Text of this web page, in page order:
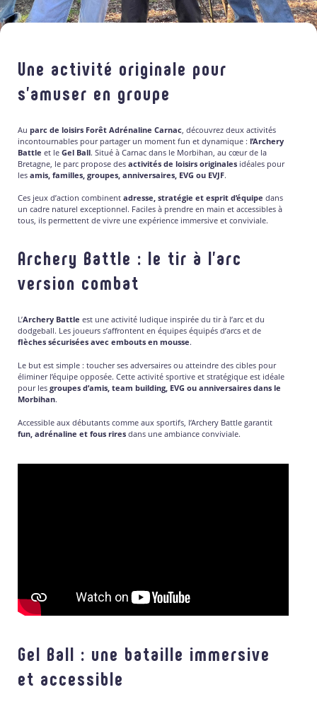
Une activité originale pour
s’amuser en groupe
Au parc de loisirs Forêt Adrénaline Carnac , découvrez deux activités
incontournables pour partager un moment fun et dynamique : l’Archery
Battle et le Gel Ball. Situé à Carnac dans le Morbihan, au cœur de la
Bretagne, le parc propose des activités de loisirs originales idéales pour
les amis, familles, groupes, anniversaires, EVG ou EVJF.
Ces jeux d’action combinent adresse, stratégie et esprit d’équipe dans
un cadre naturel exceptionnel. Faciles à prendre en main et accessibles à
tous, ils permettent de vivre une expérience immersive et conviviale.
Archery Battle : le tir à l’arc
version combat
L’Archery Battle est une activité ludique inspirée du tir à l’arc et du
dodgeball. Les joueurs s’affrontent en équipes équipés d’arcs et de
flèches sécurisées avec embouts en mousse.
Le but est simple : toucher ses adversaires ou atteindre des cibles pour
éliminer l’équipe opposée. Cette activité sportive et stratégique est idéale
pour les groupes d’amis, team building, EVG ou anniversaires dans le
Morbihan.
Accessible aux débutants comme aux sportifs, l’Archery Battle garantit
fun, adrénaline et fous rires dans une ambiance conviviale.
Gel Ball : une bataille immersive
et accessible